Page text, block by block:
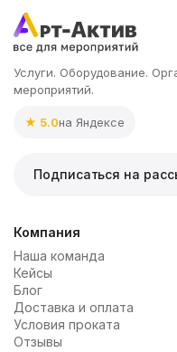
Услуги. Оборудование.
мероприятий.
★ 5.0на Яндексе
Подписаться на
Компания
Наша команда
Кейсы
Блог
Доставка и оплата
Условия проката
Отзывы